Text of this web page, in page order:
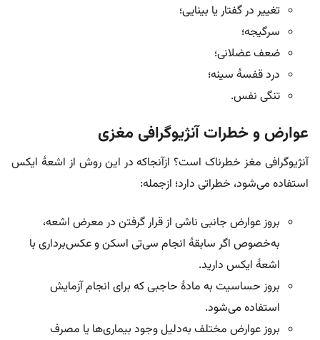
تغییر در گفتار یا بینایی؛
سرگیجه؛
ضعف عضلانی؛
درد قفسۀ سینه؛
تنگی نفس.
عوارض و خطرات آنژیوگرافی مغزی
آنژیوگرافی مغز خطرناک است؟ ازآنجا‌که در این روش از اشعۀ ایکس
استفاده می‌شود، خطراتی دارد؛ ازجمله:
بروز عوارض جانبی ناشی از قرار گرفتن در معرض اشعه،
به‌خصوص اگر سابقۀ انجام سی‌تی اسکن و عکس‌برداری با
اشعۀ ایکس دارید.
بروز حساسیت به مادۀ حاجبی که برای انجام آزمایش
استفاده می‌شود.
بروز عوارض مختلف به‌دلیل وجود بیماری‌ها یا مصرف